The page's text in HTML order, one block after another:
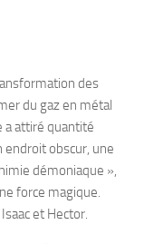
des
du gaz en métal
a attiré quantité
endroit obscur, une
démoniaque »,
force magique.
et Hector.